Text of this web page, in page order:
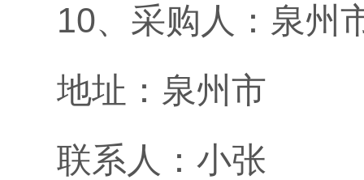
10、采购人：泉州
地址：
联系人：小张